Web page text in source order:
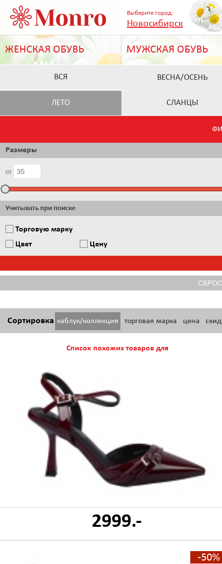
Выберите город:
Новосибирск
ЖЕНСКАЯ ОБУВЬ МУЖСКАЯ ОБУВЬ
ВСЯ ВЕСНА/ОСЕНЬ
ЛЕТО СЛАНЦЫ
Размеры
от
Учитывать при поиске
Торговую марку
Цвет
Цену
Сортировка каблук/коллекция торговая марка цена
Список похожих товаров для
2999.-
-50%